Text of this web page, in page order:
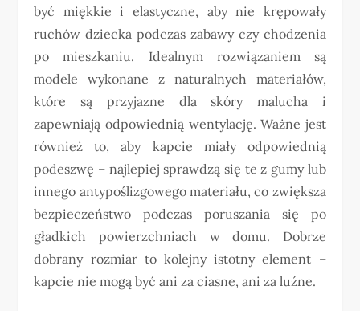
być miękkie i elastyczne, aby nie krępowały
ruchów dziecka podczas zabawy czy chodzenia
po mieszkaniu. Idealnym rozwiązaniem są
modele wykonane z naturalnych materiałów,
które są przyjazne dla skóry malucha i
zapewniają odpowiednią wentylację. Ważne jest
również to, aby kapcie miały odpowiednią
podeszwę – najlepiej sprawdzą się te z gumy lub
innego antypoślizgowego materiału, co zwiększa
bezpieczeństwo podczas poruszania się po
gładkich powierzchniach w domu. Dobrze
dobrany rozmiar to kolejny istotny element –
kapcie nie mogą być ani za ciasne, ani za luźne.